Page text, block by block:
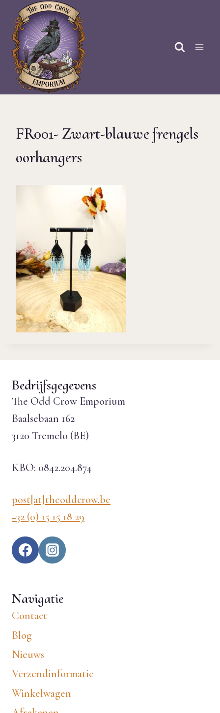
Doorgaan
naar
inhoud
FR001- Zwart-blauwe frengels
oorhangers
Bedrijfsgegevens
The Odd Crow Emporium
Baalsebaan 162
3120 Tremelo (BE)
KBO: 0842.204.874
post[at]theoddcrow.be
+32 (0) 15 15 18 29
Navigatie
Contact
Blog
Nieuws
Verzendinformatie
Winkelwagen